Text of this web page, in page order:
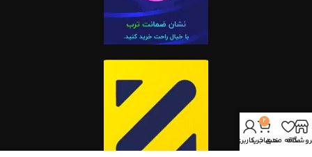
علاقه مندی
2
سبد خرید
حساب کاربری من